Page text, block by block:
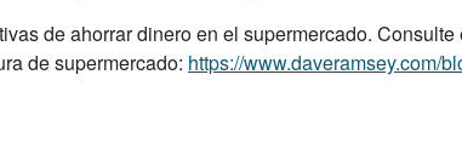
de ahorrar dinero en el supermercado.
de supermercado: https://www.daveramsey.com/